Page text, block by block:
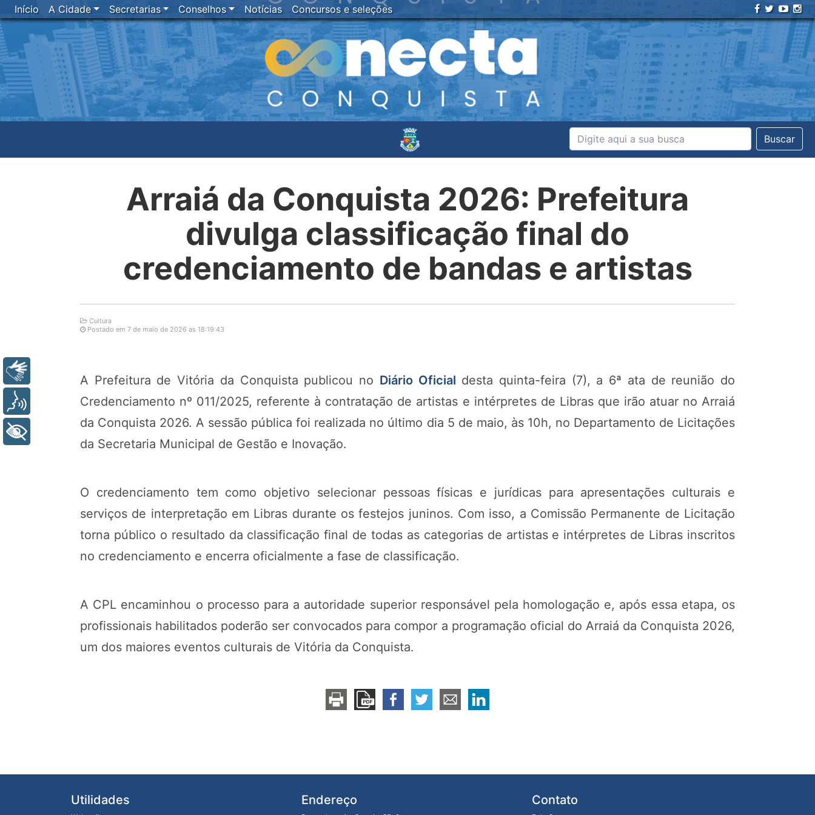
Início A Cidade Secretarias Conselhos Notícias Concursos e seleções
Buscar
Arraiá da Conquista 2026: Prefeitura
divulga classificação final do
credenciamento de bandas e artistas
Cultura
Postado em 7 de maio de 2026 as 18:19:43
A Prefeitura de Vitória da Conquista publicou no Diário Oficial desta quinta-feira (7), a 6ª ata de reunião do
Credenciamento nº 011/2025, referente à contratação de artistas e intérpretes de Libras que irão atuar no Arraiá
da Conquista 2026. A sessão pública foi realizada no último dia 5 de maio, às 10h, no Departamento de Licitações
da Secretaria Municipal de Gestão e Inovação.
O credenciamento tem como objetivo selecionar pessoas físicas e jurídicas para apresentações culturais e
serviços de interpretação em Libras durante os festejos juninos. Com isso, a Comissão Permanente de Licitação
torna público o resultado da classificação final de todas as categorias de artistas e intérpretes de Libras inscritos
no credenciamento e encerra oficialmente a fase de classificação.
A CPL encaminhou o processo para a autoridade superior responsável pela homologação e, após essa etapa, os
profissionais habilitados poderão ser convocados para compor a programação oficial do Arraiá da Conquista 2026,
um dos maiores eventos culturais de Vitória da Conquista.
Utilidades Endereço Contato
+ Acessibilidade